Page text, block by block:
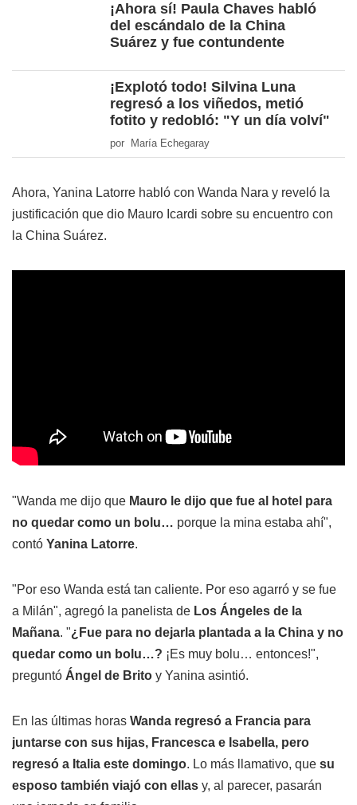
¡Ahora sí! Paula Chaves habló
del escándalo de la China
Suárez y fue contundente
¡Explotó todo! Silvina Luna
regresó a los viñedos, metió
fotito y redobló: "Y un día volví"
por María Echegaray
Ahora, Yanina Latorre habló con Wanda Nara y reveló la
justificación que dio Mauro Icardi sobre su encuentro con
la China Suárez.
"Wanda me dijo que Mauro le dijo que fue al hotel para
no quedar como un bolu… porque la mina estaba ahí",
contó Yanina Latorre.
"Por eso Wanda está tan caliente. Por eso agarró y se fue
a Milán", agregó la panelista de Los Ángeles de la
Mañana. "¿Fue para no dejarla plantada a la China y no
quedar como un bolu…? ¡Es muy bolu… entonces!",
preguntó Ángel de Brito y Yanina asintió.
En las últimas horas Wanda regresó a Francia para
juntarse con sus hijas, Francesca e Isabella, pero
regresó a Italia este domingo. Lo más llamativo, que su
esposo también viajó con ellas y, al parecer, pasarán